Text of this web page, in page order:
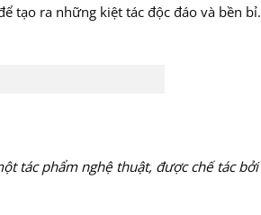
tạo ra những kiệt tác độc đáo và bền bỉ.
tác phẩm nghệ thuật, được chế tác bởi